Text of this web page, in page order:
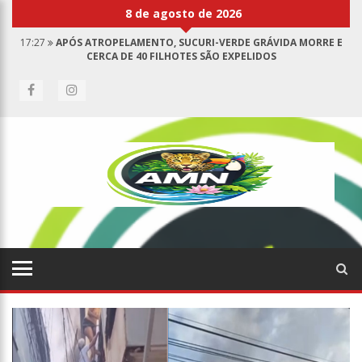
8 de agosto de 2026
17:27
APÓS ATROPELAMENTO, SUCURI-VERDE GRÁVIDA MORRE E
CERCA DE 40 FILHOTES SÃO EXPELIDOS
17:00
HARAS NILTON LINS JÁ REGISTRA 9 MORTES DE CAVALOS POR
SAIBA QUEM É MAZINHO DA ECOBARREIRA, CANDIDATO A
VEREADOR DE MANAUS (VÍDEO)
CONSUMIDORES DENUNCIAM FALTA DE PREÇOS EM PRODUTOS E
ATÉ MAU CHEIRO EM FREEZER DE SUPERMERCADO NA CIDADE NOVA
JUSTIÇA PROÍBE EX-PREFEITO DE CHEGAR PERTO DE PREFEITA DE
NHAMUNDÁ, NO AM
15:01 CARRO ENVOLVIDO EM ACIDENTE FATAL PERTENCIA A WANDERLEY
13:43 WILSON LIMA ENTREGA 68 NOVAS VIATURAS E MAIS DE 4 MIL
07:21
GRAVE EXPLOSÃO EM CLUBE DE TIRO DEIXA QUATRO VÍTIMAS
FATAIS EM MANAUS